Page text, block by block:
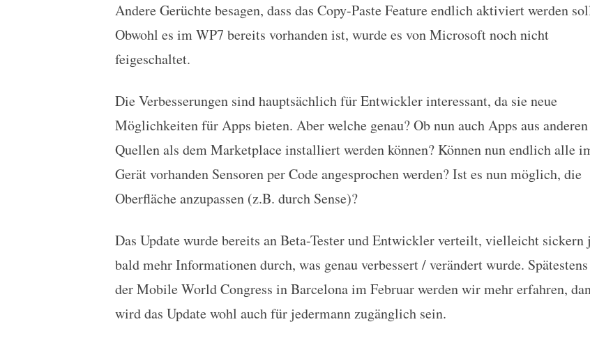
Andere Gerüchte besagen, dass das Copy-Paste Feature endlich aktiviert werden
Obwohl es im WP7 bereits vorhanden ist, wurde es von Microsoft noch nicht
feigeschaltet.
Die Verbesserungen sind hauptsächlich für Entwickler interessant, da sie neue
Möglichkeiten für Apps bieten. Aber welche genau? Ob nun auch Apps aus anderen
Quellen als dem Marketplace installiert werden können? Können nun endlich alle
Gerät vorhanden Sensoren per Code angesprochen werden? Ist es nun möglich, die
Oberfläche anzupassen (z.B. durch Sense)?
Das Update wurde bereits an Beta-Tester und Entwickler verteilt, vielleicht sickern
bald mehr Informationen durch, was genau verbessert / verändert wurde.
der Mobile World Congress in Barcelona im Februar werden wir mehr erfahren,
wird das Update wohl auch für jedermann zugänglich sein.